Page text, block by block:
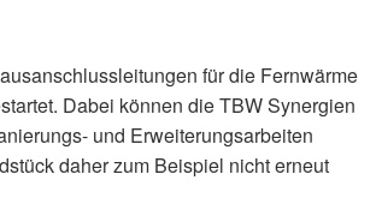
für die Fernwärme
Dabei können die TBW Synergien
und Erweiterungsarbeiten
daher zum Beispiel nicht erneut